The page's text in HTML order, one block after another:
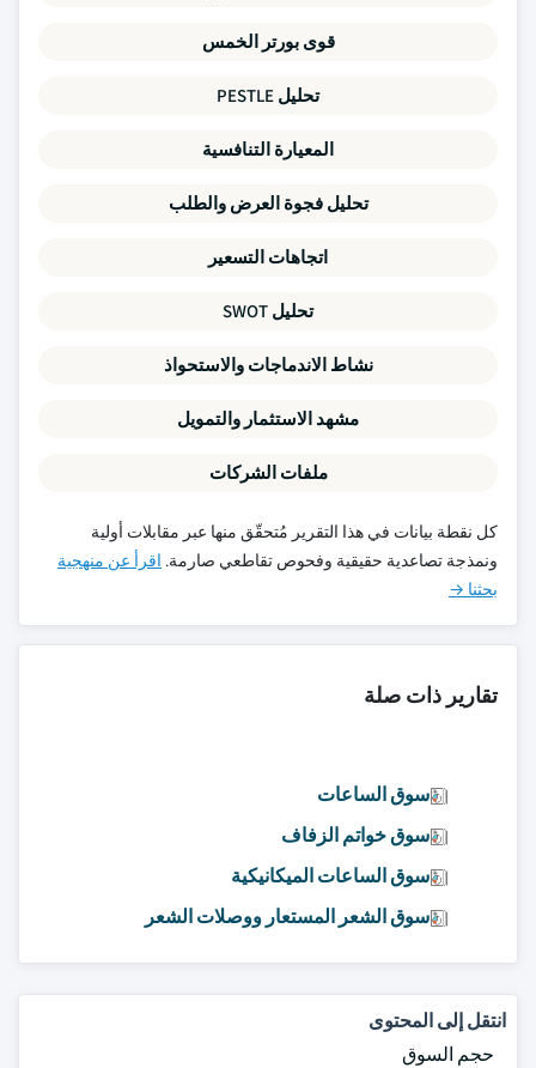
قوى بورتر الخمس
تحليل PESTLE
المعيارة التنافسية
تحليل فجوة العرض والطلب
اتجاهات التسعير
تحليل SWOT
نشاط الاندماجات والاستحواذ
مشهد الاستثمار والتمويل
ملفات الشركات
كل نقطة بيانات في هذا التقرير مُتحقّق منها عبر مقابلات أولية
ونمذجة تصاعدية حقيقية وفحوص تقاطعي صارمة. اقرأ عن منهجية
بحثنا →
تقارير ذات صلة
سوق الساعات
سوق خواتم الزفاف
سوق الساعات الميكانيكية
سوق الشعر المستعار ووصلات الشعر
انتقل إلى المحتوى
حجم السوق